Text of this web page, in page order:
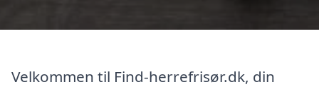
Velkommen til Find-herrefrisør.dk, din